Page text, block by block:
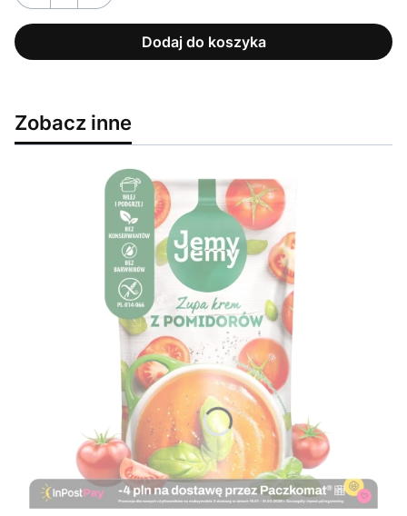
Dodaj do koszyka
Zobacz inne